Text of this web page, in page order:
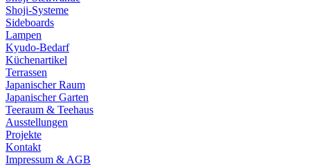
Shoji-Systeme
Sideboards
Lampen
Kyudo-Bedarf
Küchenartikel
Terrassen
Japanischer Raum
Japanischer Garten
Teeraum & Teehaus
Ausstellungen
Projekte
Kontakt
Impressum & AGB